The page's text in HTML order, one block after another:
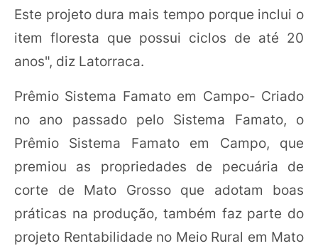
Este projeto dura mais tempo porque inclui o
item floresta que possui ciclos de até 20
anos", diz Latorraca.
Prêmio Sistema Famato em Campo- Criado
no ano passado pelo Sistema Famato, o
Prêmio Sistema Famato em Campo, que
premiou as propriedades de pecuária de
corte de Mato Grosso que adotam boas
práticas na produção, também faz parte do
projeto Rentabilidade no Meio Rural em Mato